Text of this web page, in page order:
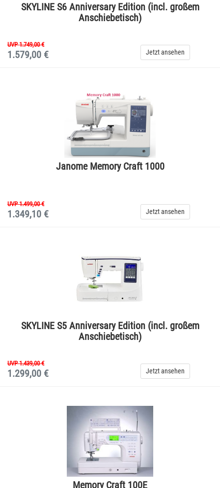
SKYLINE S6 Anniversary Edition (incl. großem
Anschiebetisch)
UVP 1.749,00 €
1.579,00 € Jetzt ansehen
Janome Memory Craft 1000
UVP 1.499,00 €
1.349,10 € Jetzt ansehen
SKYLINE S5 Anniversary Edition (incl. großem
Anschiebetisch)
UVP 1.439,00 €
1.299,00 € Jetzt ansehen
Memory Craft 100E